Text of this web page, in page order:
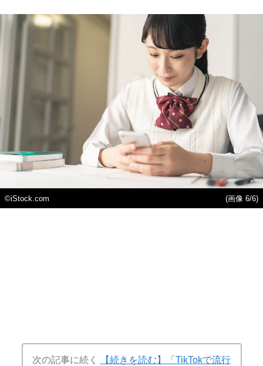
©️iStock.com (画像 6/6)
次の記事に続く
【続きを読む】「TikTokで流行